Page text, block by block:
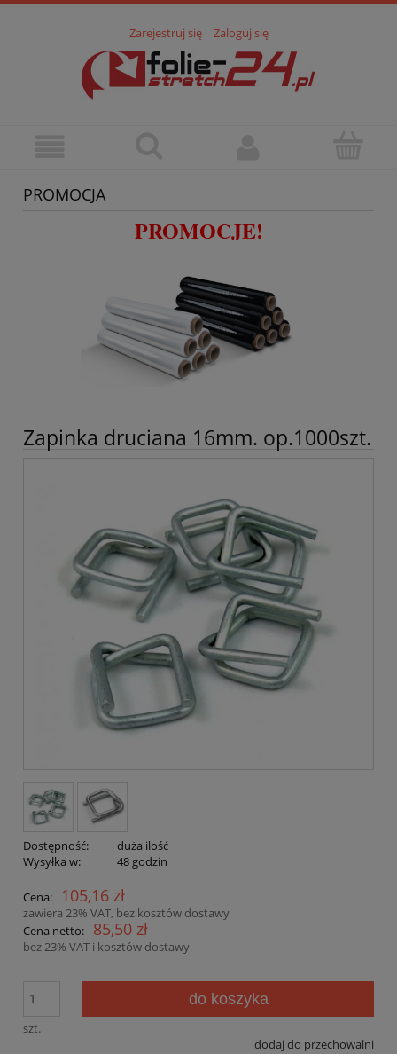
Zarejestruj się Zaloguj się
PROMOCJA
PROMOCJE!
Zapinka druciana 16mm. op.1000szt.
Dostępność:
duża ilość
Wysyłka w:
48 godzin
Cena: 105,16 zł
zawiera 23% VAT, bez kosztów dostawy
Cena netto:
85,50 zł
bez 23% VAT i kosztów dostawy
szt.
do koszyka
dodaj do przechowalni